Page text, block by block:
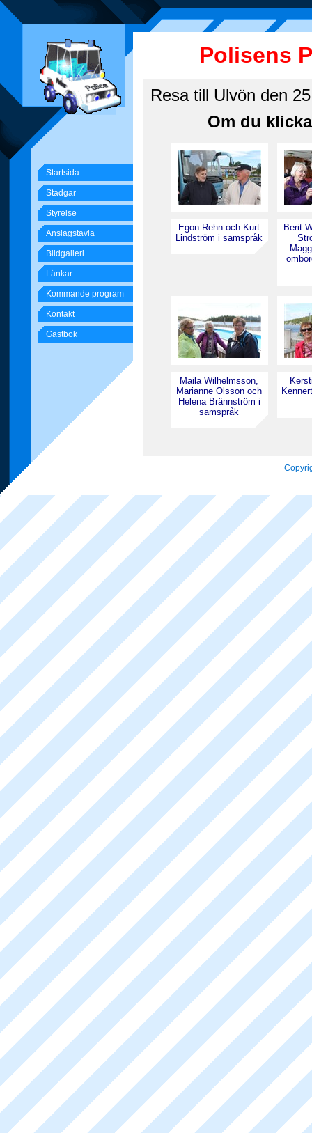
Startsida
Stadgar
Styrelse
Anslagstavla
Bildgalleri
Länkar
Kommande program
Kontakt
Gästbok
Polisens
Resa till Ulvön den
Om du
Egon Rehn och Kurt
Lindström i samspråk
Berit
Maila Wilhelmsson,
Marianne Olsson och
Helena Brännström i
samspråk